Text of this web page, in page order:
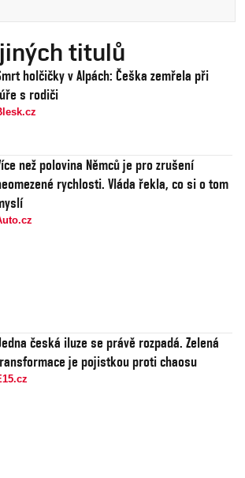
titulů
holčičky v Alpách: Češka zemřela při
s rodiči
než polovina Němců je pro zrušení
rychlosti. Vláda řekla, co si o tom
česká iluze se právě rozpadá. Zelená
je pojistkou proti chaosu